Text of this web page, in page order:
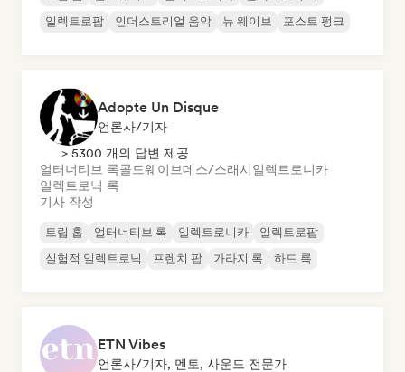
일렉트로팝
인더스트리얼 음악 뉴 웨이브 포스트 펑크
Adopte Un Disque
언론사/기자
> 5300 개의 답변 제공
얼터너티브 록콜드웨이브데스/스래시일렉트로니카
일렉트로닉 록
기사 작성
트립 홉 얼터너티브 록 일렉트로니카
일렉트로팝
실험적 일렉트로닉
프렌치 팝 가라지 록 하드 록
ETN Vibes
언론사/기자, 멘토, 사운드 전문가